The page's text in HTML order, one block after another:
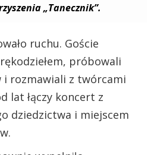
„Tanecznik”.
ruchu. Goście
próbowali
rozmawiali z twórcami
lat łączy koncert z
dziedzictwa i miejscem